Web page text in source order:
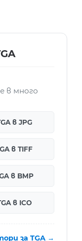
в много
в JPG
в TIFF
в BMP
в ICO
за TGA →